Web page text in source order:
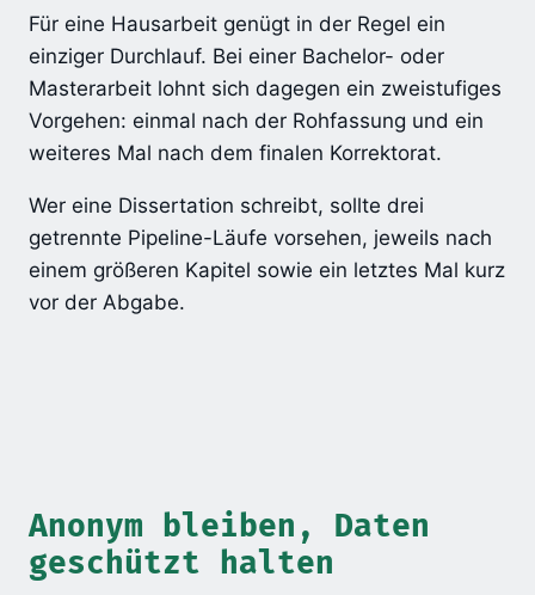
Für eine Hausarbeit genügt in der Regel ein
einziger Durchlauf. Bei einer Bachelor- oder
Masterarbeit lohnt sich dagegen ein zweistufiges
Vorgehen: einmal nach der Rohfassung und ein
weiteres Mal nach dem finalen Korrektorat.
Wer eine Dissertation schreibt, sollte drei
getrennte Pipeline-Läufe vorsehen, jeweils nach
einem größeren Kapitel sowie ein letztes Mal kurz
vor der Abgabe.
Anonym bleiben, Daten
geschützt halten